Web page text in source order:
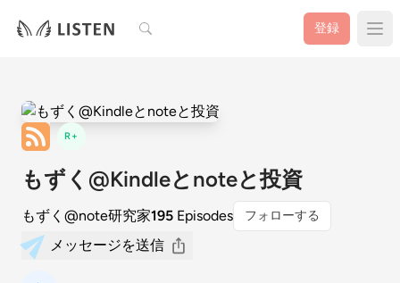
検索 登録
R+
もずく@Kindleとnoteと投資
もずく@note研究家195 Episodes フォローする
メッセージを送信